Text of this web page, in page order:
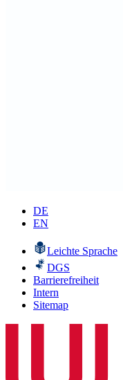
DE
EN
Leichte Sprache
DGS
Barrierefreiheit
Intern
Sitemap